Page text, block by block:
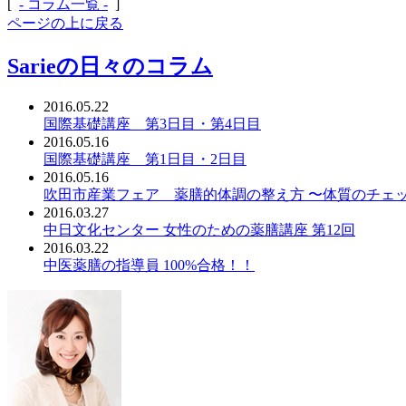
[ - コラム一覧 - ]
ページの上に戻る
Sarieの日々のコラム
2016.05.22
国際基礎講座 第3日目・第4日目
2016.05.16
国際基礎講座 第1日目・2日目
2016.05.16
吹田市産業フェア 薬膳的体調の整え方 〜体質のチェ
2016.03.27
中日文化センター 女性のための薬膳講座 第12回
2016.03.22
中医薬膳の指導員 100%合格！！